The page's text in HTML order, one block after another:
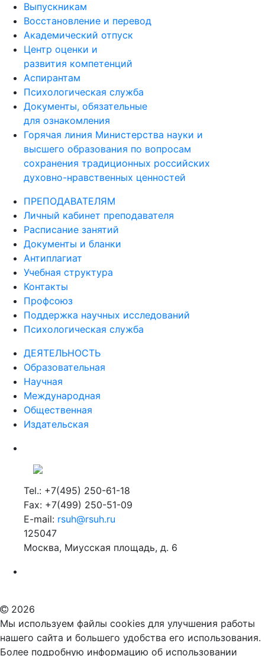
Выпускникам
Восстановление и перевод
Академический отпуск
Центр оценки и
развития компетенций
Аспирантам
Психологическая служба
Документы, обязательные
для ознакомления
Горячая линия Министерства науки и
высшего образования по вопросам
сохранения традиционных российских
духовно-нравственных ценностей
ПРЕПОДАВАТЕЛЯМ
Личный кабинет преподавателя
Расписание занятий
Документы и бланки
Антиплагиат
Учебная структура
Контакты
Профсоюз
Поддержка научных исследований
Психологическая служба
ДЕЯТЕЛЬНОСТЬ
Образовательная
Научная
Международная
Общественная
Издательская
Tel.: +7(495) 250-61-18
Fax: +7(499) 250-51-09
E-mail: rsuh@rsuh.ru
125047
Москва, Миусская площадь, д. 6
2026
Мы используем файлы cookies для улучшения работы
нашего сайта и большего удобства его использования.
Более подробную информацию об использовании